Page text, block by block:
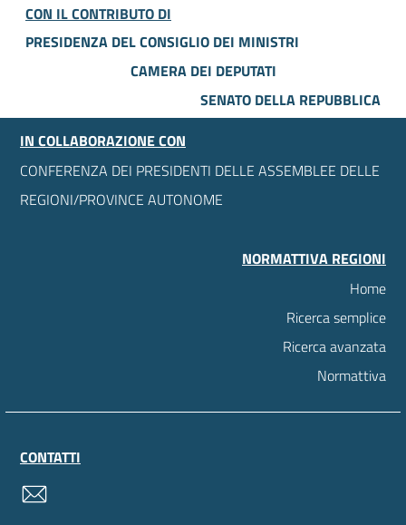
CON IL CONTRIBUTO DI
PRESIDENZA DEL CONSIGLIO DEI MINISTRI
CAMERA DEI DEPUTATI
SENATO DELLA REPUBBLICA
IN COLLABORAZIONE CON
CONFERENZA DEI PRESIDENTI DELLE ASSEMBLEE DELLE
REGIONI/PROVINCE AUTONOME
NORMATTIVA REGIONI
Home
Ricerca semplice
Ricerca avanzata
Normattiva
CONTATTI